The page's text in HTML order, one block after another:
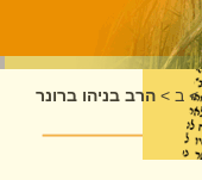
> ב > הרב בניהו ברונר